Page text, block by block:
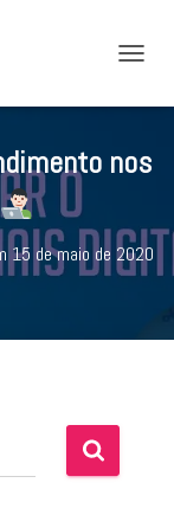
R
R
N
A
G
nos
15 de maio de 2020